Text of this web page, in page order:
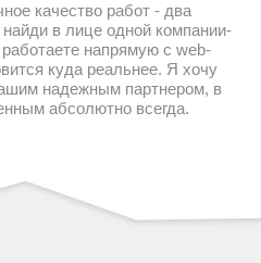
качество работ - два
в лице одной компании-
напрямую с web-
куда реальнее. Я хочу
надежным партнером, в
абсолютно всегда.